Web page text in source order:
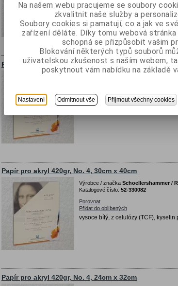
vysoce bílý, z celulózy (TCF), kyselin
Papír pro akryl 420gr, No. 4, 36cm x 48cm
Porovnat
Přidat do oblíbených
Papír pro akryl 420gr, No. 4, 30cm x 40cm
Výrobce / značka Schoellershammer /
Katalogové číslo: 52-330082
Porovnat
Přidat do oblíbených
vysoce bílý, z celulózy (TCF), kyselin
Papír pro akryl 420gr, No. 4, 24cm x 32cm
Na našem webu pracujeme se soubory
zkvalitnit naše služby a
Soubory cookies si pamatují, co a jak ve
zařízení děláte. Díky tomu webová
schopná se přizpůsobit vašim
Blokování některých typů souborů
uživatelskou zkušenost s naším webem,
poskytnout vám nabídku na základě
Nastavení Odmítnout vše Přijmout všechny cookies